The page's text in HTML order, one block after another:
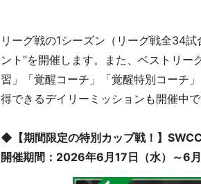
リーグ戦の1シーズン（リーグ戦全34
ント”を開催します。また、ベストリ
習」「覚醒コーチ」「覚醒特別コーチ
得できるデイリーミッションも開催中で
◆【期間限定の特別カップ戦！】
開催期間：2026年6月17日（水）～6